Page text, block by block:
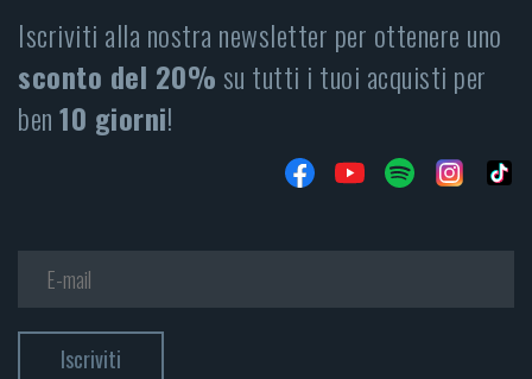
Iscriviti alla nostra newsletter per ottenere uno
sconto del 20%su tutti i tuoi acquisti per
ben10 giorni!